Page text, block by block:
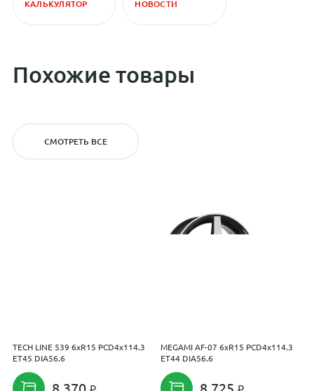
КАЛЬКУЛЯТОР НОВОСТИ
Похожие товары
СМОТРЕТЬ ВСЕ
TECH LINE 539 6xR15 PCD4x114.3
ET45 DIA56.6
MEGAMI AF-07 6xR15 PCD4x114.3
ET44 DIA56.6